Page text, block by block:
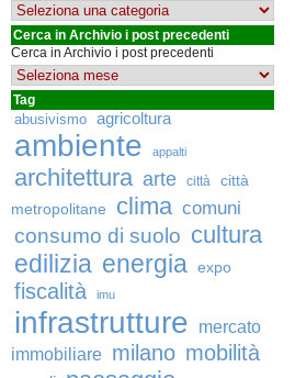
Cerca in Archivio i post precedenti
Cerca in Archivio i post precedenti
Tag
abusivismo agricoltura
ambiente appalti
architettura arte città
città
metropolitane
clima comuni
consumo di suolo cultura
edilizia energia expo
fiscalità imu
infrastrutture
mercato
immobiliare milano mobilità